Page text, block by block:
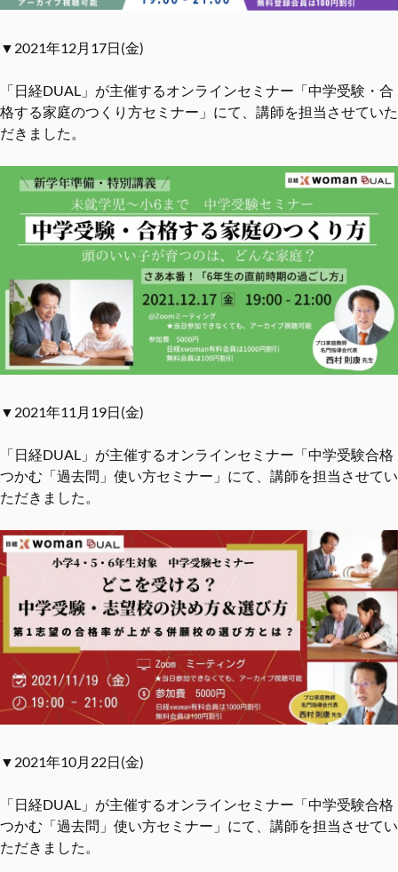
▼2021年12月17日(金)
「日経DUAL」が主催するオンラインセミナー「中学受験・合
格する家庭のつくり方セミナー」にて、講師を担当させていた
だきました。
▼2021年11月19日(金)
「日経DUAL」が主催するオンラインセミナー「中学受験合格
つかむ「過去問」使い方セミナー」にて、講師を担当させてい
ただきました。
▼2021年10月22日(金)
「日経DUAL」が主催するオンラインセミナー「中学受験合格
つかむ「過去問」使い方セミナー」にて、講師を担当させてい
ただきました。